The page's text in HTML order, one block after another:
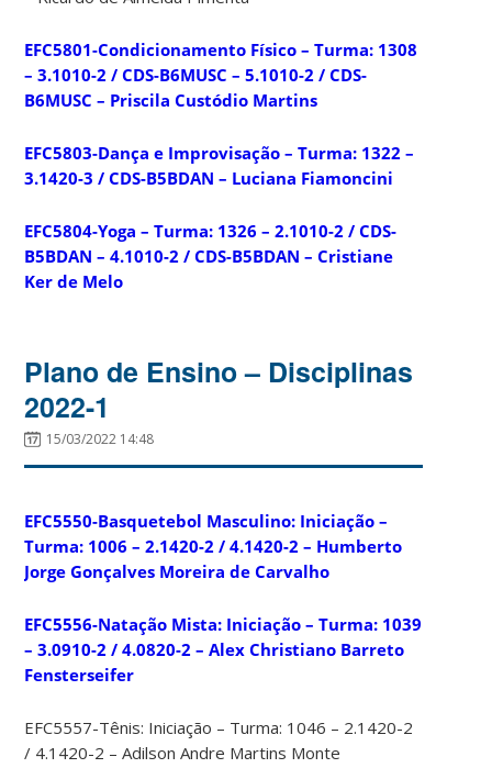
EFC5801-Condicionamento Físico – Turma: 1308
– 3.1010-2 / CDS-B6MUSC – 5.1010-2 / CDS-
B6MUSC – Priscila Custódio Martins
EFC5803-Dança e Improvisação – Turma: 1322 –
3.1420-3 / CDS-B5BDAN – Luciana Fiamoncini
EFC5804-Yoga – Turma: 1326 – 2.1010-2 / CDS-
B5BDAN – 4.1010-2 / CDS-B5BDAN – Cristiane
Ker de Melo
Plano de Ensino – Disciplinas
2022-1
15/03/2022 14:48
EFC5550-Basquetebol Masculino: Iniciação –
Turma: 1006 – 2.1420-2 / 4.1420-2 – Humberto
Jorge Gonçalves Moreira de Carvalho
EFC5556-Natação Mista: Iniciação – Turma: 1039
– 3.0910-2 / 4.0820-2 – Alex Christiano Barreto
Fensterseifer
EFC5557-Tênis: Iniciação – Turma: 1046 – 2.1420-2
/ 4.1420-2 – Adilson Andre Martins Monte